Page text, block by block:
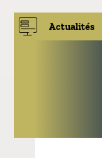
Actualités